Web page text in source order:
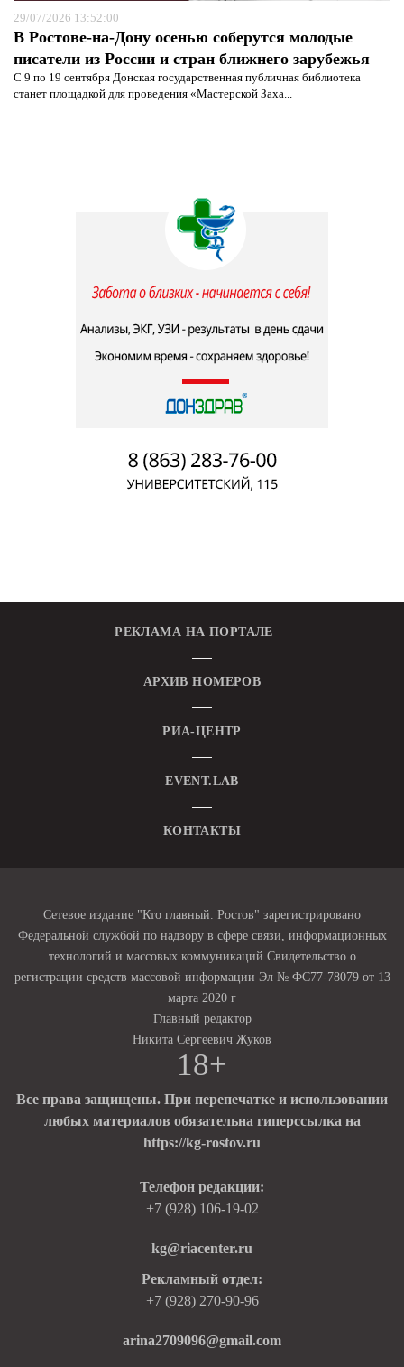
29/07/2026 13:52:00
В Ростове-на-Дону осенью соберутся молодые
писатели из России и стран ближнего зарубежья
С 9 по 19 сентября Донская государственная публичная библиотека
станет площадкой для проведения «Мастерской Заха...
РЕКЛАМА НА ПОРТАЛЕ
АРХИВ НОМЕРОВ
РИА-ЦЕНТР
EVENT.LAB
КОНТАКТЫ
Сетевое издание "Кто главный. Ростов" зарегистрировано
Федеральной службой по надзору в сфере связи, информационных
технологий и массовых коммуникаций Свидетельство о
регистрации средств массовой информации Эл № ФС77-78079 от 13
марта 2020 г
Главный редактор
Никита Сергеевич Жуков
18+
Все права защищены. При перепечатке и использовании
любых материалов обязательна гиперссылка на
https://kg-rostov.ru
Телефон редакции:
+7 (928) 106-19-02
kg@riacenter.ru
Рекламный отдел:
+7 (928) 270-90-96
arina2709096@gmail.com